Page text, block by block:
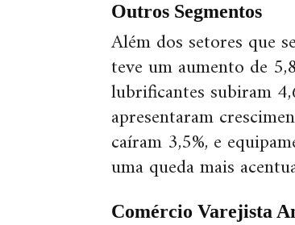
Outros Segmentos
Além dos setores que
teve um aumento de
lubrificantes subiram
apresentaram
caíram 3,5%, e
uma queda mais
Comércio Varejista